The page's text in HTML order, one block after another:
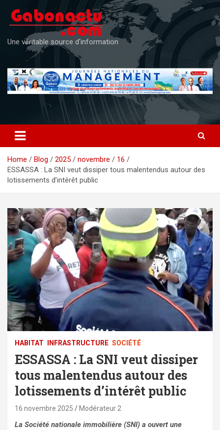
content
Une véritable source d'information
Home Blog 2025 novembre
16
ESSASSA : La SNI veut dissiper tous malentendus autour des
lotissements d’intérêt public
HABITAT ⁠INFRASTRUCTURE SOCIÉTÉ
ESSASSA : La SNI veut dissiper
tous malentendus autour des
lotissements d’intérêt public
16 novembre 2025 Modérateur 2
La Société nationale immobilière (SNI) a ouvert une